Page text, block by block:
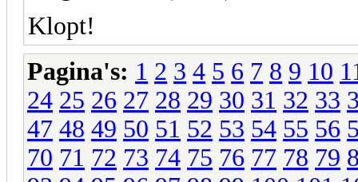
Klopt!
Pagina's: 1 2 3 4 5 6 7 8 9 10
24 25 26 27 28 29 30 31 32 33
47 48 49 50 51 52 53 54 55 56
70 71 72 73 74 75 76 77 78 79